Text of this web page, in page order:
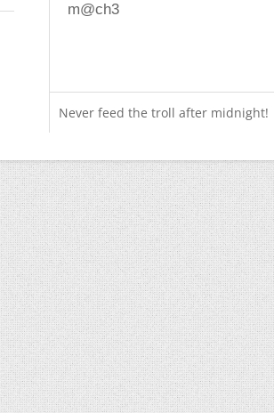
m@ch3
Never feed the troll after midnight!